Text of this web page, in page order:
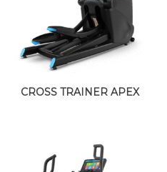
CROSS TRAINER APEX